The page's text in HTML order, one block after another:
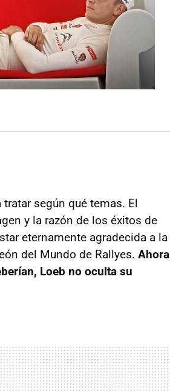
según qué temas. El
y la razón de los éxitos de
eternamente agradecida a la
del Mundo de Rallyes. Ahora
Loeb no oculta su